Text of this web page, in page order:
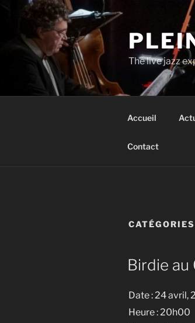
contenu
principal
The live jazz
Accueil
Contact
Birdie au
Date :24 avril,
Heure :20h00